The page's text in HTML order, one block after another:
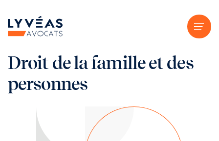
Droit de la famille et des
personnes